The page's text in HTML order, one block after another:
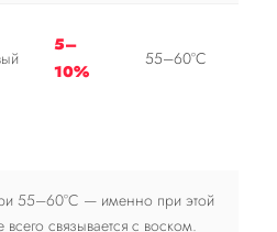
5–
10%
55–60°С
55–60°С — именно при этой
связывается с воском.